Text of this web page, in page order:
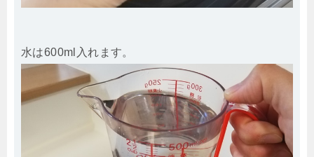
水は600ml入れます。